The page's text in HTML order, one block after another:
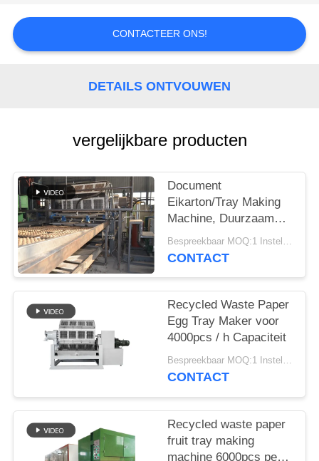
VRAAG
SITEMAP
PRIVACYBELEID
CONTACTEER ONS!
DETAILS ONTVOUWEN
vergelijkbare producten
Document
Eikarton/Tray Making
Machine, Duurzaam
Fruit Tray Making
Machine
Bespreekbaar MOQ:1 Instellen
CONTACT
Recycled Waste Paper
Egg Tray Maker voor
4000pcs / h Capaciteit
Bespreekbaar MOQ:1 Instellen
CONTACT
Recycled waste paper
fruit tray making
machine 6000pcs per